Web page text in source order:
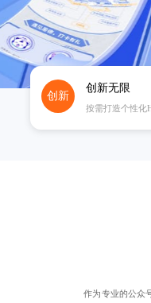
创新
创新无限
按需打造个性化
作为专业的公众